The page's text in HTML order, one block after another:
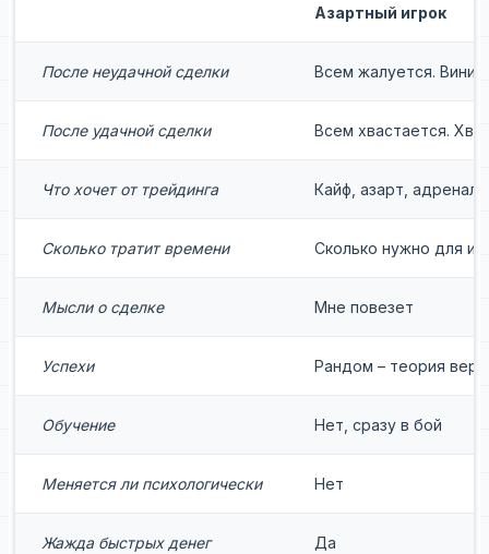
Азартный игрок
После неудачной сделки Всем жалуется.
После удачной сделки Всем хвастается.
Что хочет от трейдинга Кайф, азарт,
Сколько тратит времени Сколько нужно для
Мысли о сделке Мне повезет
Успехи Рандом – теория
Обучение Нет, сразу в бой
Меняется ли психологически Нет
Жажда быстрых денег Да